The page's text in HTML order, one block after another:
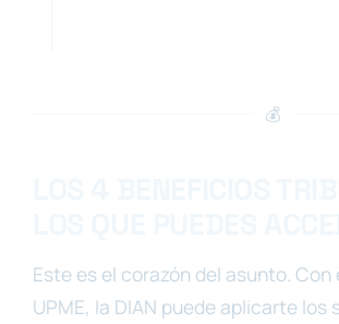
💰
Este es el corazón del asunto.
UPME, la DIAN puede aplicarte los